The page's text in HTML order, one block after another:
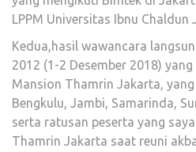
LPPM Universitas Ibnu Chaldun
Kedua,hasil wawancara
2012 (1-2 Desember 2018)
Mansion Thamrin Jakarta,
Bengkulu, Jambi, Samarinda,
serta ratusan peserta yang
Thamrin Jakarta saat reuni